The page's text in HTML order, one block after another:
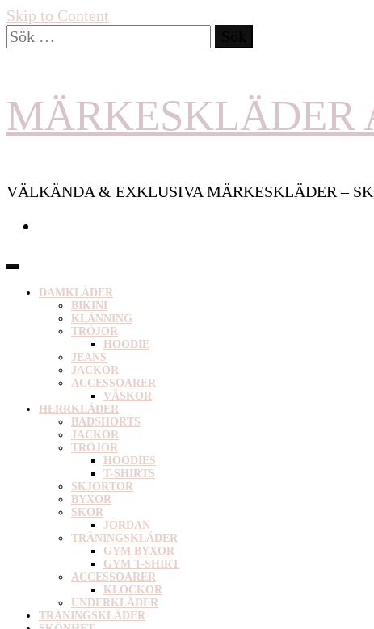
Skip to Content
Sök
efter:
MÄRKESKLÄDER
VÄLKÄNDA & EXKLUSIVA MÄRKESKLÄDER –
DAMKLÄDER
BIKINI
KLÄNNING
TRÖJOR
HOODIE
JEANS
JACKOR
ACCESSOARER
VÄSKOR
HERRKLÄDER
BADSHORTS
JACKOR
TRÖJOR
HOODIES
T-SHIRTS
SKJORTOR
BYXOR
SKOR
JORDAN
TRÄNINGSKLÄDER
GYM BYXOR
GYM T-SHIRT
ACCESSOARER
KLOCKOR
UNDERKLÄDER
TRÄNINGSKLÄDER